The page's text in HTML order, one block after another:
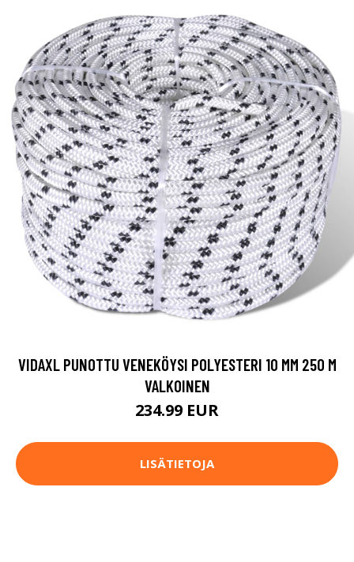
VIDAXL PUNOTTU VENEKÖYSI POLYESTERI 10 MM 250 M
VALKOINEN
234.99 EUR
LISÄTIETOJA